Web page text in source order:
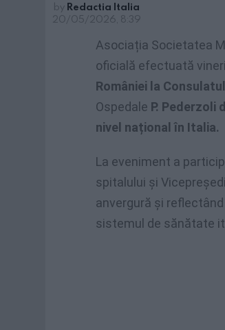
by Redactia Italia
20/05/2026, 8:39
Asociația Societatea
oficială efectuată
României la
Ospedale P. Pederzoli
nivel național în Italia.
La eveniment a
spitalului și
anvergură și
sistemul de sănătate